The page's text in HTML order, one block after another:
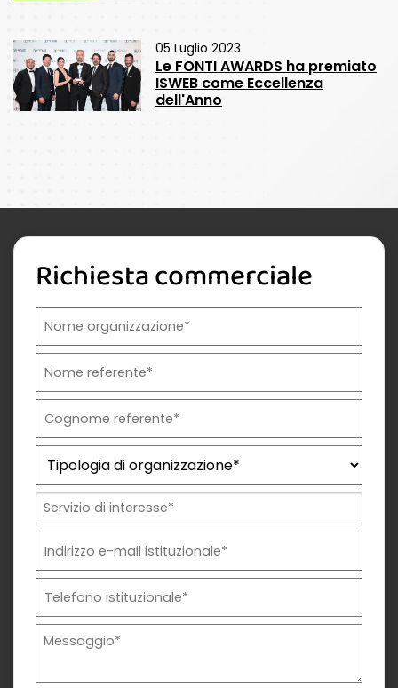
05 Luglio 2023
Le FONTI AWARDS ha premiato
ISWEB come Eccellenza
dell'Anno
Richiesta commerciale
Nome organizzazione
Nome referente
Cognome referente
Tipologia di organizzazione
Prodotto di interesse
Indirizzo email istituzionale*
Telefono istituzionale
Messaggio